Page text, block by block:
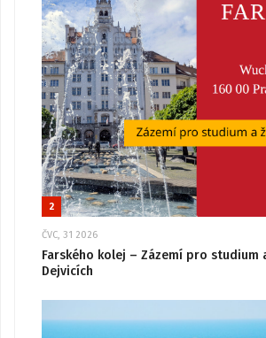
2
ČVC, 31 2026
Farského kolej – Zázemí pro studium
Dejvicích